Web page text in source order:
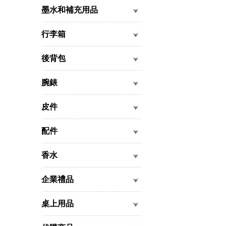
墨水和補充用品
行李箱
後背包
腕錶
皮件
配件
香水
企業禮品
桌上用品